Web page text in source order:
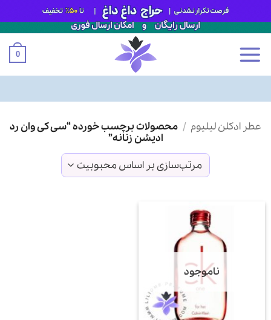
0
عطر ادکلن لیلیوم / محصولات برچسب خورده “سی کی وان رد
ادیشن زنانه”
ناموجود